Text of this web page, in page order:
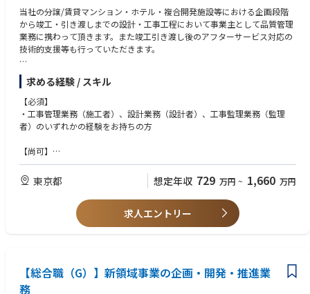
当社の分譲/賃貸マンション・ホテル・複合開発施設等における企画段階
から竣工・引き渡しまでの設計・工事工程において事業主として品質管理
業務に携わって頂きます。また竣工引き渡し後のアフターサービス対応の
技術的支援等も行っていただきます。
【具体的な仕事内容】
※建築・構造・設備いずれもそれぞれの専門分野にて下記業務を行ってい
ただきます。
・設計図書や施工図の確認、現場確認、工程管理 、各種検査
・設計者/施工業者などの外部協力企業との調整/連携
・竣工後のアフターサービス対応の技術的支援等
【事業領域】
分譲/賃貸マンション・ホテル・複合開発施設等
変更の範囲:当社が定める基幹業務全般
求める経験 / スキル
【必須】
・工事管理業務（施工者）、設計業務（設計者）、工事監理業務（監理
者）のいずれかの経験をお持ちの方
【尚可】
・必須業務経験の中で分譲/賃貸マンション・ホテルの担当経験をお持ち
の方
・1級建築施工管理技士、一級建築士、構造・設備設計一級建築士、建築
設備士を保有されている方
・竣工後のアフターサービス対応経験者
東京都 想定年収 729 万円 ~ 1,660 万円
求人エントリー
【総合職（G）】新領域事業の企画・開発・推進業
務